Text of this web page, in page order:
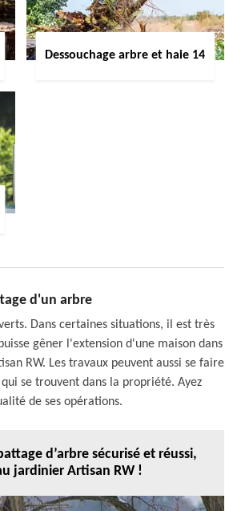
Dessouchage arbre et haie 14
d'un arbre
Dans certaines situations, il est très
gêner l'extension d'une maison dans
RW. Les travaux peuvent aussi se faire
se trouvent dans la propriété. Ayez
de ses opérations.
d’arbre sécurisé et réussi,
jardinier Artisan RW !